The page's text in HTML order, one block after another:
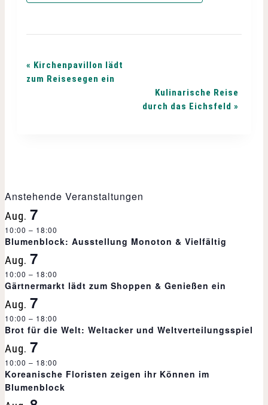
V
s
t
a
l
t
u
n
g
« Kirchenpavillon lädt
zum Reisesegen ein
Kulinarische Reise
durch das Eichsfeld »
Anstehende Veranstaltungen
Aug. 7
10:00 – 18:00
Blumenblock: Ausstellung Monoton & Vielfältig
Aug. 7
10:00 – 18:00
Gärtnermarkt lädt zum Shoppen & Genießen ein
Aug. 7
10:00 – 18:00
Brot für die Welt: Weltacker und Weltverteilungsspiel
Aug. 7
10:00 – 18:00
Koreanische Floristen zeigen ihr Können im
Blumenblock